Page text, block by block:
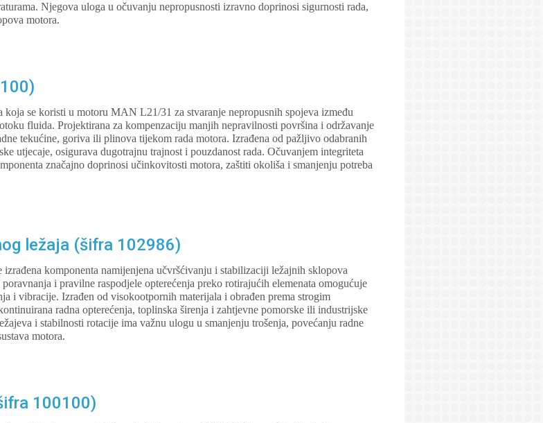
Njegova uloga u očuvanju nepropusnosti izravno doprinosi sigurnosti rada,
motora.
se koristi u motoru MAN L21/31 za stvaranje nepropusnih spojeva između
fluida. Projektirana za kompenzaciju manjih nepravilnosti površina i održavanje
tekućine, goriva ili plinova tijekom rada motora. Izrađena od pažljivo odabranih
utjecaje, osigurava dugotrajnu trajnost i pouzdanost rada. Očuvanjem integriteta
značajno doprinosi učinkovitosti motora, zaštiti okoliša i smanjenju potreba
ležaja (šifra 102986)
komponenta namijenjena učvršćivanju i stabilizaciji ležajnih sklopova
i pravilne raspodjele opterećenja preko rotirajućih elemenata omogućuje
i vibracije. Izrađen od visokootpornih materijala i obrađen prema strogim
radna opterećenja, toplinska širenja i zahtjevne pomorske ili industrijske
i stabilnosti rotacije ima važnu ulogu u smanjenju trošenja, povećanju radne
motora.
100100)